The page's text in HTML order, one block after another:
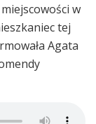
w
tej
Agata